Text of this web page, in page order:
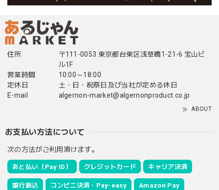
住所
〒111-0053 東京都台東区浅草橋1-21-6 宝山ビ
ル1F
営業時間
10:00～18:00
定休日
土・日・祝祭日及び当社が定める休日
E-mail
algernon-market@algernonproduct.co.jp
ABOUT
お支払い方法について
次の方法がご利用頂けます。
あと払い（Pay ID） クレジットカード キャリア決済
銀行振込 コンビニ決済・Pay-easy Amazon Pay